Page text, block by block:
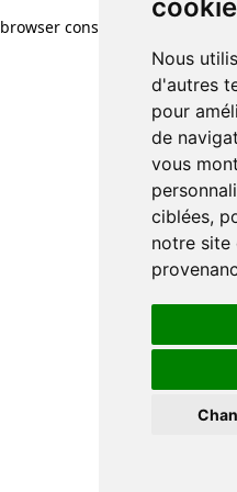
Nous
d'autres
pour
de
vous
ciblées,
notre site
Nous
d'autres
pour
de
vous
ciblées,
notre site
browser console for more